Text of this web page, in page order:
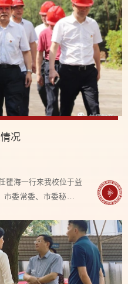
况
瞿海一行来我校位于益
委常委、市委秘书长
、...